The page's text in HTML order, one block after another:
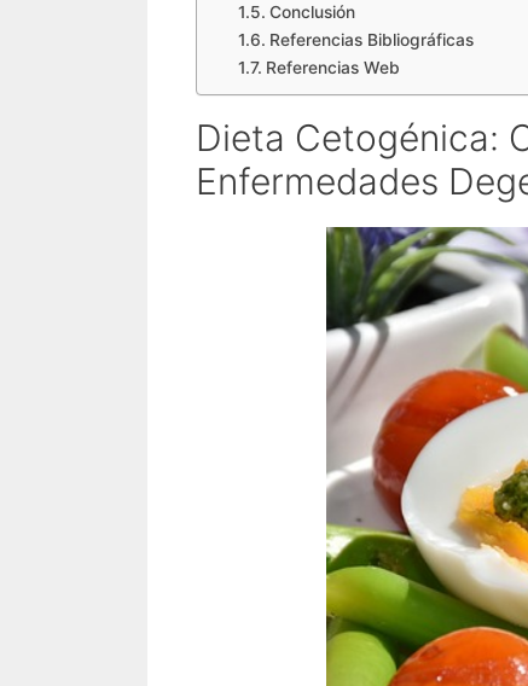
Conclusión
Referencias Bibliográficas
Referencias Web
Dieta Cetogénica:
Enfermedades